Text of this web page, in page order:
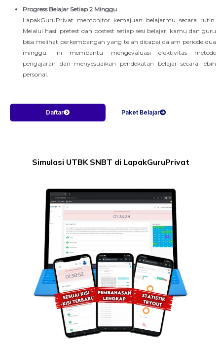
Progress Belajar Setiap 2 Minggu
LapakGuruPrivat memonitor kemajuan belajarmu secara rutin.
Melalui hasil pretest dan postest setiap sesi belajar, kamu dan guru
bisa melihat perkembangan yang telah dicapai dalam periode dua
minggu. Ini membantu mengevaluasi efektivitas metode
pengajaran dan menyesuaikan pendekatan belajar secara lebih
personal.
Daftar Paket Belajar
Simulasi UTBK SNBT di LapakGuruPrivat